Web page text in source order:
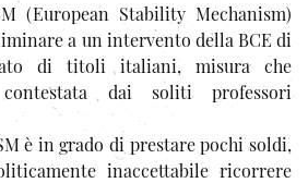
(European Stability Mechanism)
a un intervento della BCE di
di titoli italiani, misura che
dai soliti professori
è in grado di prestare pochi soldi,
inaccettabile ricorrere